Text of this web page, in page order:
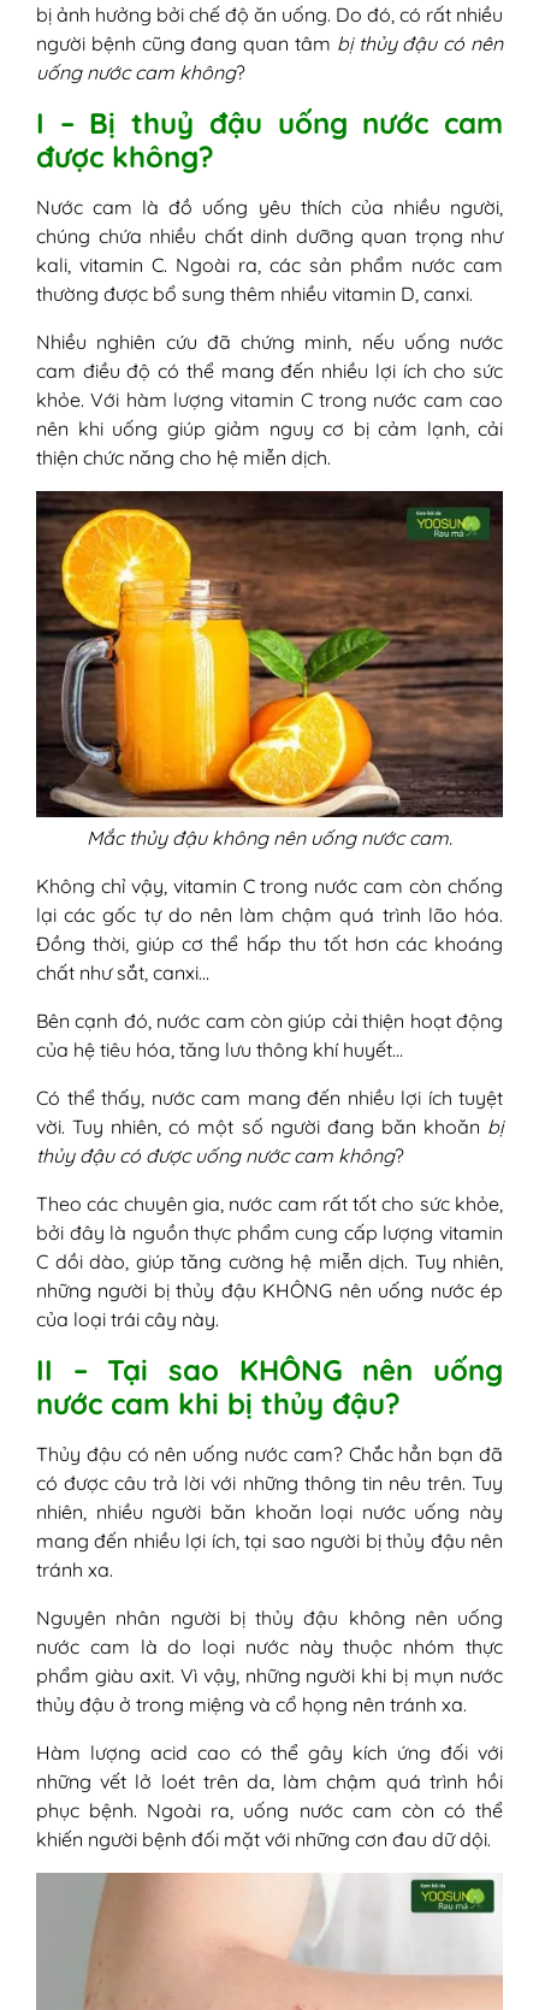
bị ảnh hưởng bởi chế độ ăn uống. Do đó, có rất nhiều
người bệnh cũng đang quan tâm bị thủy đậu có nên
uống nước cam không?
I – Bị thuỷ đậu uống nước cam
được không?
Nước cam là đồ uống yêu thích của nhiều người,
chúng chứa nhiều chất dinh dưỡng quan trọng như
kali, vitamin C. Ngoài ra, các sản phẩm nước cam
thường được bổ sung thêm nhiều vitamin D, canxi.
Nhiều nghiên cứu đã chứng minh, nếu uống nước
cam điều độ có thể mang đến nhiều lợi ích cho sức
khỏe. Với hàm lượng vitamin C trong nước cam cao
nên khi uống giúp giảm nguy cơ bị cảm lạnh, cải
thiện chức năng cho hệ miễn dịch.
Mắc thủy đậu không nên uống nước cam.
Không chỉ vậy, vitamin C trong nước cam còn chống
lại các gốc tự do nên làm chậm quá trình lão hóa.
Đồng thời, giúp cơ thể hấp thu tốt hơn các khoáng
chất như sắt, canxi…
Bên cạnh đó, nước cam còn giúp cải thiện hoạt động
của hệ tiêu hóa, tăng lưu thông khí huyết…
Có thể thấy, nước cam mang đến nhiều lợi ích tuyệt
vời. Tuy nhiên, có một số người đang băn khoăn bị
thủy đậu có được uống nước cam không?
Theo các chuyên gia, nước cam rất tốt cho sức khỏe,
bởi đây là nguồn thực phẩm cung cấp lượng vitamin
C dồi dào, giúp tăng cường hệ miễn dịch. Tuy nhiên,
những người bị thủy đậu KHÔNG nên uống nước ép
của loại trái cây này.
II – Tại sao KHÔNG nên uống
nước cam khi bị thủy đậu?
Thủy đậu có nên uống nước cam? Chắc hẳn bạn đã
có được câu trả lời với những thông tin nêu trên. Tuy
nhiên, nhiều người băn khoăn loại nước uống này
mang đến nhiều lợi ích, tại sao người bị thủy đậu nên
tránh xa.
Nguyên nhân người bị thủy đậu không nên uống
nước cam là do loại nước này thuộc nhóm thực
phẩm giàu axit. Vì vậy, những người khi bị mụn nước
thủy đậu ở trong miệng và cổ họng nên tránh xa.
Hàm lượng acid cao có thể gây kích ứng đối với
những vết lở loét trên da, làm chậm quá trình hồi
phục bệnh. Ngoài ra, uống nước cam còn có thể
khiến người bệnh đối mặt với những cơn đau dữ dội.